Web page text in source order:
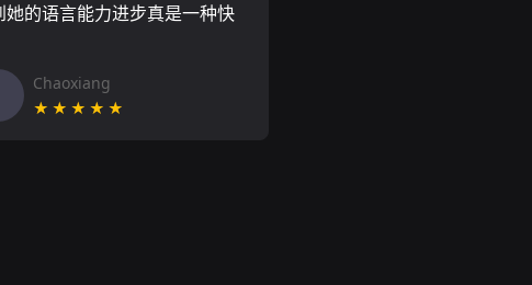
她的语言能力进步真是一种快
Chaoxiang
★★★★★